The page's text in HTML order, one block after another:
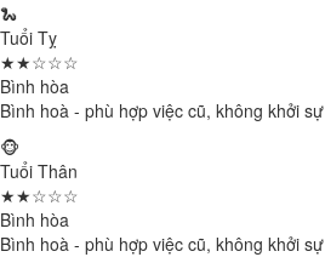
🐍
Tuổi Tỵ
★★☆☆☆
Bình hòa
Bình hoà - phù hợp việc cũ, không khởi sự
🐵
Tuổi Thân
★★☆☆☆
Bình hòa
Bình hoà - phù hợp việc cũ, không khởi sự